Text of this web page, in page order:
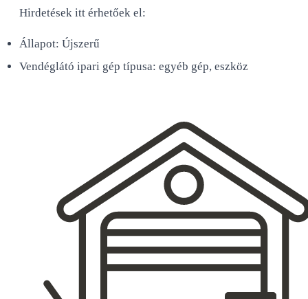
Hirdetések itt érhetőek el:
Állapot: Újszerű
Vendéglátó ipari gép típusa: egyéb gép, eszköz